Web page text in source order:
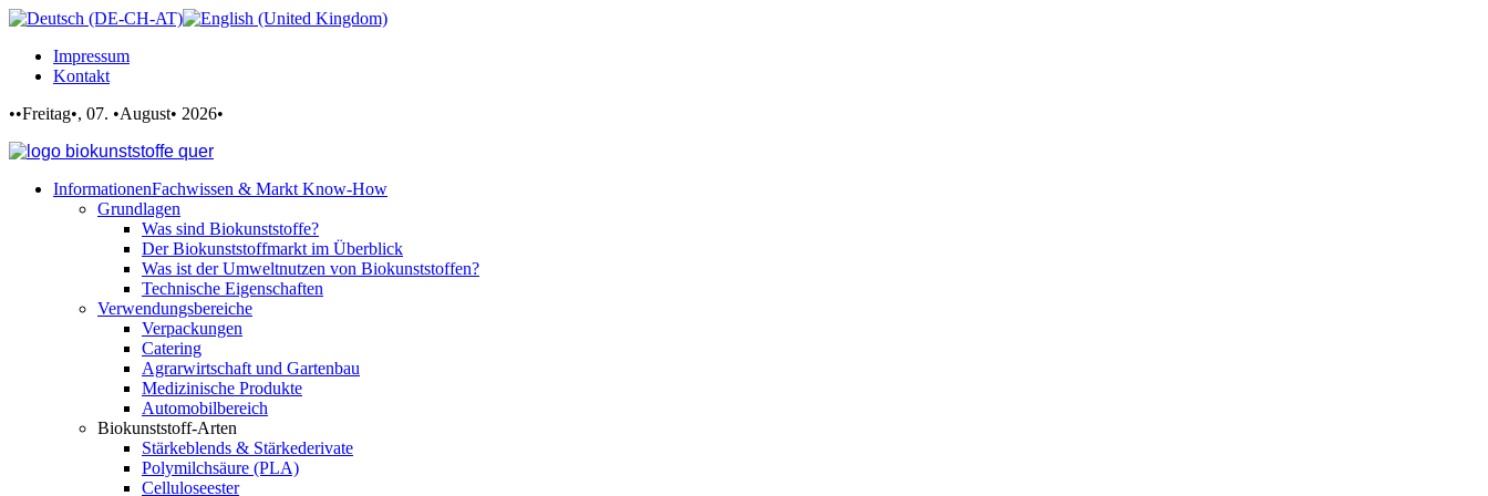
Impressum
Kontakt
••Freitag•, 07. •August• 2026•
InformationenFachwissen & Markt Know-How
Grundlagen
Was sind Biokunststoffe?
Der Biokunststoffmarkt im Überblick
Was ist der Umweltnutzen von Biokunststoffen?
Technische Eigenschaften
Verwendungsbereiche
Verpackungen
Catering
Agrarwirtschaft und Gartenbau
Medizinische Produkte
Automobilbereich
Biokunststoff-Arten
Stärkeblends & Stärkederivate
Polymilchsäure (PLA)
Celluloseester